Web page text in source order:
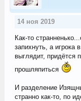
14 ноя 2019
Как-то
запихнуть, а игрока
выглядит, придётся
прошляпиться
И разделение
странно как-то, по